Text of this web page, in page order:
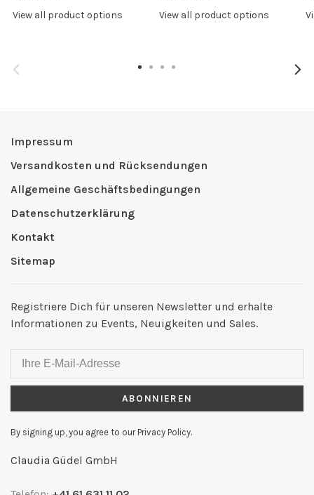
View all product options
View all product options
Impressum
Versandkosten und Rücksendungen
Allgemeine Geschäftsbedingungen
Datenschutzerklärung
Kontakt
Sitemap
Registriere Dich für unseren Newsletter und erhalte
Informationen zu Events, Neuigkeiten und Sales.
ABONNIEREN
By signing up, you agree to our Privacy Policy.
Claudia Güdel GmbH